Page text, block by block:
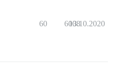
60 6008
13.10.2020